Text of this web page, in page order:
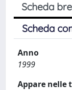
Scheda
Scheda
Anno
1999
Appare nelle